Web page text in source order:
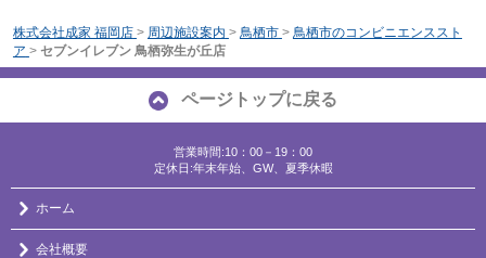
株式会社成家 福岡店 > 周辺施設案内 > 鳥栖市 > 鳥栖市のコンビニエンススト
ア > セブンイレブン 鳥栖弥生が丘店
ページトップに戻る
営業時間:10：00－19：00
定休日:年末年始、GW、夏季休暇
ホーム
会社概要